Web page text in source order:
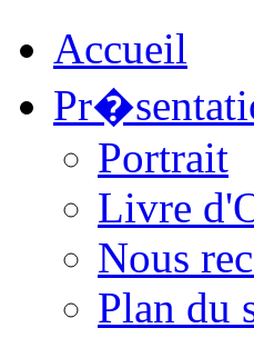
Accueil
Portrait
Livre
Nous
Plan du